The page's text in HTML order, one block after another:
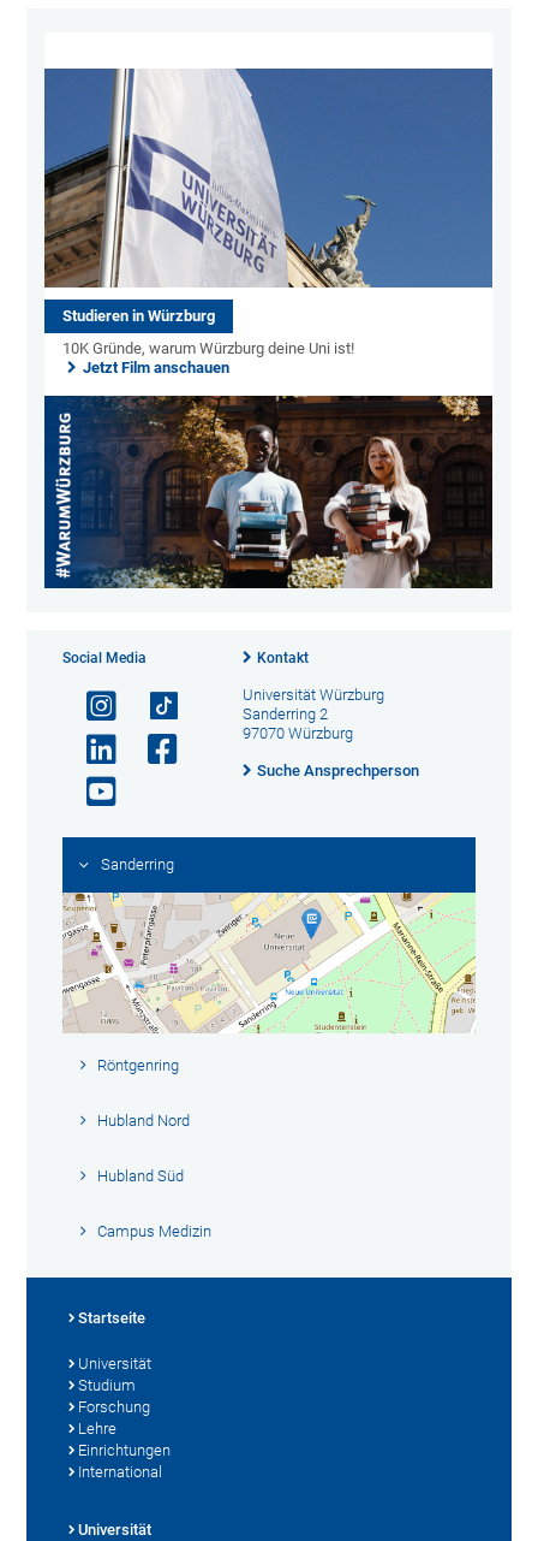
Studieren in Würzburg
10K Gründe, warum Würzburg deine Uni ist!
Jetzt Film anschauen
Social Media Kontakt
Universität Würzburg
Sanderring 2
97070 Würzburg
Suche Ansprechperson
Sanderring
Röntgenring
Hubland Nord
Hubland Süd
Campus Medizin
Startseite
Universität
Studium
Forschung
Lehre
Einrichtungen
International
Universität